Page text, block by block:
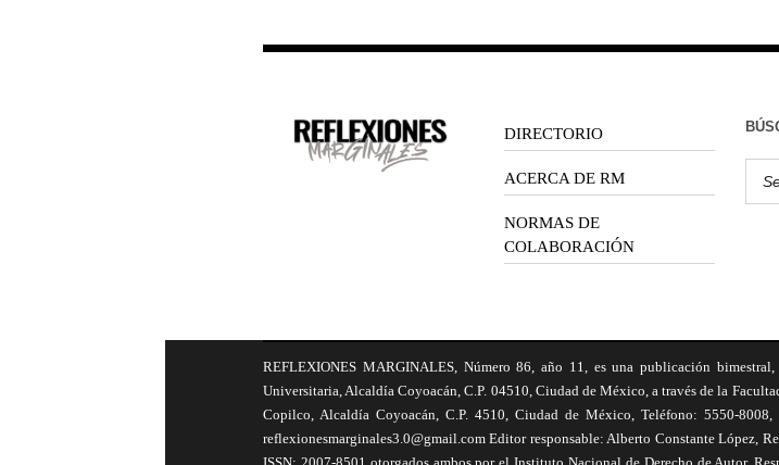
DIRECTORIO
ACERCA DE RM
NORMAS DE
COLABORACIÓN
REFLEXIONES MARGINALES, Número 86, año 11, es una publicación
Universitaria, Alcaldía Coyoacán, C.P. 04510, Ciudad de México, a través de la
Copilco, Alcaldía Coyoacán, C.P. 4510, Ciudad de México, Teléfono: 5550-8008,
reflexionesmarginales3.0@gmail.com Editor responsable: Alberto Constante López,